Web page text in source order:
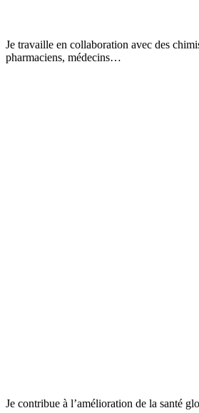
Je travaille en collaboration avec des
pharmaciens, médecins…
Je contribue à l’amélioration de la santé